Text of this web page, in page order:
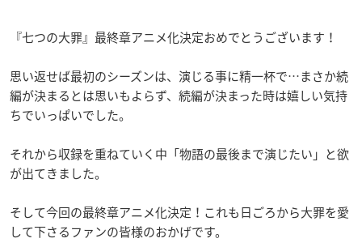
『七つの大罪』最終章アニメ化決定おめでとうございます！
思い返せば最初のシーズンは、演じる事に精一杯で…まさか続
編が決まるとは思いもよらず、続編が決まった時は嬉しい気持
ちでいっぱいでした。
それから収録を重ねていく中「物語の最後まで演じたい」と欲
が出てきました。
そして今回の最終章アニメ化決定！これも日ごろから大罪を愛
して下さるファンの皆様のおかげです。